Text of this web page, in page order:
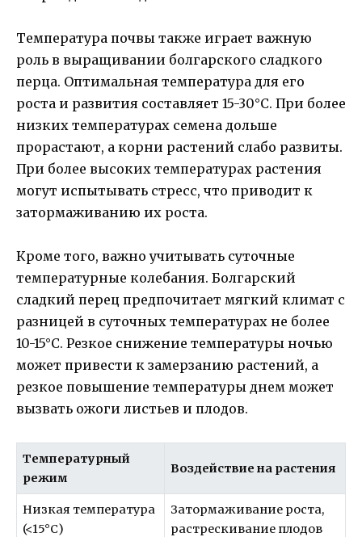
Температура почвы также играет важную
роль в выращивании болгарского сладкого
перца. Оптимальная температура для его
роста и развития составляет 15-30°C. При более
низких температурах семена дольше
прорастают, а корни растений слабо развиты.
При более высоких температурах растения
могут испытывать стресс, что приводит к
затормаживанию их роста.
Кроме того, важно учитывать суточные
температурные колебания. Болгарский
сладкий перец предпочитает мягкий климат с
разницей в суточных температурах не более
10-15°C. Резкое снижение температуры ночью
может привести к замерзанию растений, а
резкое повышение температуры днем может
вызвать ожоги листьев и плодов.
Температурный
режим
Воздействие на растения
Низкая температура
(<15°C)
Затормаживание роста,
растрескивание плодов